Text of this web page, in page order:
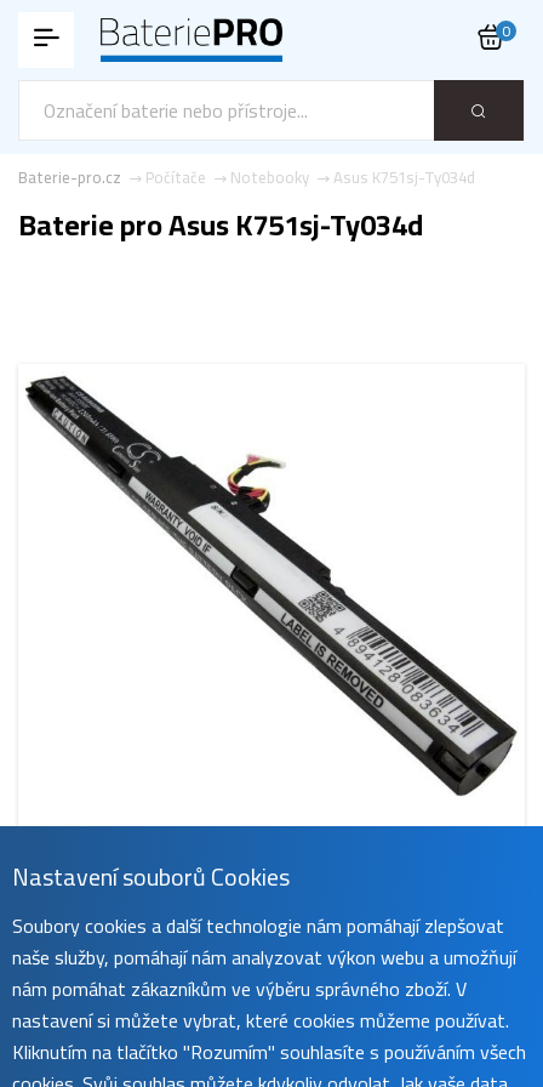
0
Asus K751sj-Ty034d
Notebooky
Počítače
Baterie-pro.cz
Baterie pro Asus K751sj-Ty034d
629 Kč
obvykle do 45 dnů koupit
Nastavení souborů Cookies
Soubory cookies a další technologie nám pomáhají zlepšovat
naše služby, pomáhají nám analyzovat výkon webu a umožňují
nám pomáhat zákazníkům ve výběru správného zboží. V
nastavení si můžete vybrat, které cookies můžeme používat.
Kliknutím na tlačítko "Rozumím" souhlasíte s používáním všech